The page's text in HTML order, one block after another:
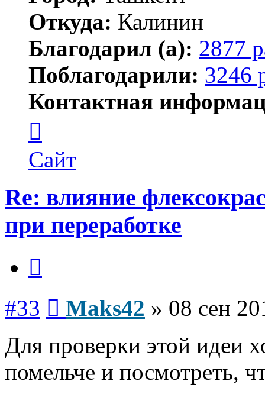
Откуда: Калинин
Благодарил (а): 2877
Поблагодарили: 3246
Контактная
пользователя
Maks42
Сайт
Re: влияние
при переработке
#33 Maks42 » 08 сен
Для проверки этой идеи
помельче и посмотреть,